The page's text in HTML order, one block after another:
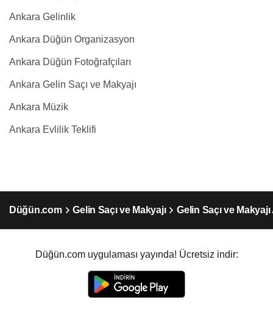
Ankara Gelinlik
Ankara Düğün Organizasyon
Ankara Düğün Fotoğrafçıları
Ankara Gelin Saçı ve Makyajı
Ankara Müzik
Ankara Evlilik Teklifi
Düğün.com Gelin Saçı ve Makyajı Gelin Saçı ve
Düğün.com uygulaması yayında! Ücretsiz indir: